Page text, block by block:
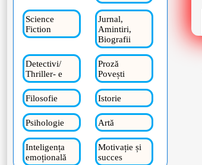
Science
Fiction
Jurnal,
Amintiri,
Biografii
Detectivi/
Thriller- e
Proză
Povești
Filosofie Istorie
Psihologie Artă
Inteligența
emoțională
Motivație și
succes